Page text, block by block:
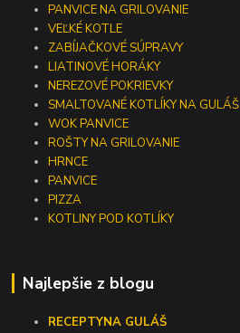
PANVICE NA GRILOVANIE
VEĽKÉ KOTLE
ZABÍJAČKOVÉ SÚPRAVY
LIATINOVÉ HORÁKY
NEREZOVÉ POKRIEVKY
SMALTOVANÉ KOTLÍKY NA GULÁŠ
WOK PANVICE
ROŠTY NA GRILOVANIE
HRNCE
PANVICE
PIZZA
KOTLINY POD KOTLÍKY
Najlepšie z blogu
RECEPTYNA GULÁŠ